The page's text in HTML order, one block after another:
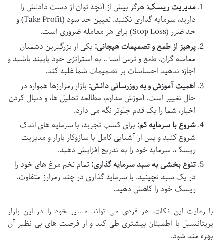
مدیریت ریسک: هرگز بیش از آنچه توان از دست دادنش را
دارید، سرمایه گذاری نکنید. تعیین حد سود (Take Profit) و
حد ضرر (Stop Loss) برای هر معامله ضروری است.
پرهیز از طمع و تصمیمات هیجانی: یکی از بزرگترین دشمنان
معامله گران، طمع و ترس است. به استراتژی خود پایبند باشید و
اجازه ندهید احساسات بر تصمیمات شما غلبه کند.
اهمیت آموزش و به روزرسانی دانش: بازار رمزارزها همواره در
حال تغییر است. آموزش مداوم، مطالعه تحلیل ها، و دنبال کردن
اخبار، شما را یک قدم جلوتر نگه می دارد.
شروع با سرمایه کم: برای کسب تجربه، با سرمایه های اندک
شروع کنید و پس از آشنایی کامل با سازوکار بازار و مدیریت
ریسک، سرمایه خود را به تدریج افزایش دهید.
تنوع بخشی به سبد سرمایه گذاری:تمام تخم مرغ های خود را
در یک سبد نچینید. با سرمایه گذاری در چند رمزارز متفاوت،
ریسک خود را کاهش دهید.
با رعایت این نکات، هر فردی می تواند مسیر خود را در این بازار
پرپتانسیل با اطمینان بیشتری طی کند و از فرصت های بی نظیر آن
بهره مند شود.